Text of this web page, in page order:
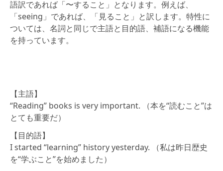
語訳であれば「〜すること」となります。例えば、
「seeing」であれば、「見ること」と訳します。特性に
ついては、名詞と同じで主語と目的語、補語になる機能
を持っています。
【主語】
“Reading” books is very important. （本を“読むこと”は
とても重要だ）
【目的語】
I started “learning” history yesterday. （私は昨日歴史
を“学ぶこと”を始めました）